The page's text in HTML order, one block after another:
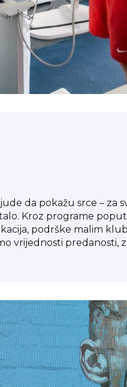
da pokažu srce – za
Kroz programe poput
podrške malim
vrijednosti predanosti,